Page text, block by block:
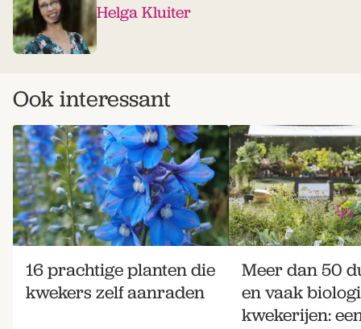
Helga Kluiter
Ook interessant
16 prachtige planten die
kwekers zelf aanraden
Meer dan 50
en vaak
kwekerijen: